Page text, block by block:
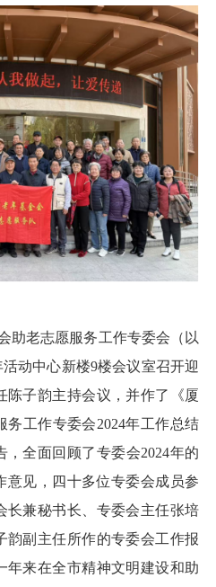
老志愿服务工作专委会（以
动中心新楼9楼会议室召开迎
陈子韵主持会议，并作了《厦
务工作专委会2024年工作总结
，全面回顾了专委会2024年的
意见，四十多位专委会成员参
长兼秘书长、专委会主任张培
韵副主任所作的专委会工作报
年来在全市精神文明建设和助